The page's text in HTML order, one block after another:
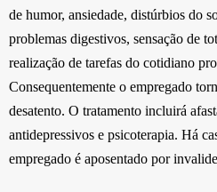
de humor, ansiedade, distúrbios do
problemas digestivos, sensação de
realização de tarefas do cotidiano
Consequentemente o empregado
desatento. O tratamento incluirá
antidepressivos e psicoterapia. Há
empregado é aposentado por